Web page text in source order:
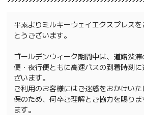
平素よりミルキーウェイエクスプレス
とうございます。
ゴールデンウィーク期間中は、道路渋
便・夜行便ともに高速バスの到着時刻
ざいます。
ご利用のお客様にはご迷惑をおかけい
保のため、何卒ご理解とご協力を賜り
ます。